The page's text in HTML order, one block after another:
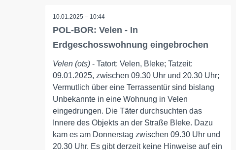
10.01.2025 – 10:44
POL-BOR: Velen - In
Erdgeschosswohnung eingebrochen
Velen (ots) - Tatort: Velen, Bleke; Tatzeit:
09.01.2025, zwischen 09.30 Uhr und 20.30 Uhr;
Vermutlich über eine Terrassentür sind bislang
Unbekannte in eine Wohnung in Velen
eingedrungen. Die Täter durchsuchten das
Innere des Objekts an der Straße Bleke. Dazu
kam es am Donnerstag zwischen 09.30 Uhr und
20.30 Uhr. Es gibt derzeit keine Hinweise auf ein